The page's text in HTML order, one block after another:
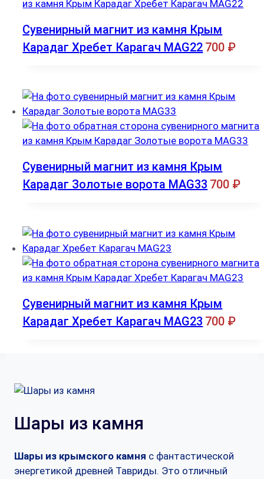
Сувенирный магнит из камня Крым
Карадаг Хребет Карагач MAG22 700 ₽
Сувенирный магнит из камня Крым
Карадаг Золотые ворота MAG33 700 ₽
Сувенирный магнит из камня Крым
Карадаг Хребет Карагач MAG23 700 ₽
Шары из камня
Шары из крымского камня с фантастической
энергетикой древней Тавриды. Это отличный